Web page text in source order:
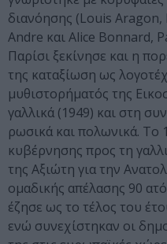
διανόησης (Louis
Andre και Alice Bonnard,
Παρίσι ξεκίνησε και η
της καταξίωση ως
μυθιστορήματός της
γαλλικά (1949) και στη
ρωσικά και πολωνικά. Το
κυβέρνησης προς τη
της Αξιώτη για την
ομαδικής απέλασης 90
έζησε ως το τέλος του
ενώ συνεχίστηκαν οι